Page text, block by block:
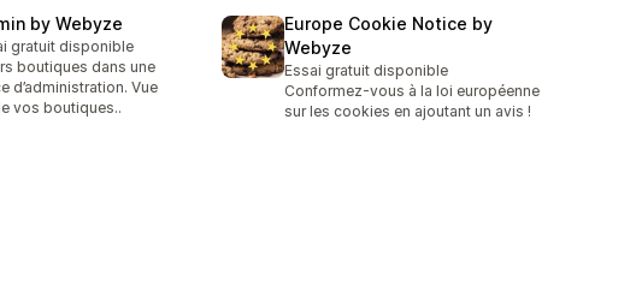
by Webyze
5
gratuit disponible
boutiques dans une
d’administration. Vue
vos boutiques..
Europe Cookie Notice by
Webyze
Essai gratuit disponible
Conformez-vous à la loi européenne
sur les cookies en ajoutant un avis !